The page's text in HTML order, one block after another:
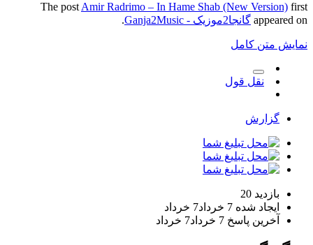
The post Amir Radrimo – In Hame Shab (New Version) first
appeared on گانجا2موزیک - Ganja2Music .
نمایش متن کامل
نقل قول
گزارش
بازدید 20
ایجاد شده 7 خرداد
7 خرداد
آخرین پاسخ 7 خرداد 7 خرداد